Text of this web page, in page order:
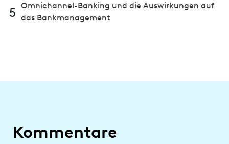
5 Omnichannel-Banking und die Aus­wir­kungen auf
das Bank­manage­ment
Kommentare